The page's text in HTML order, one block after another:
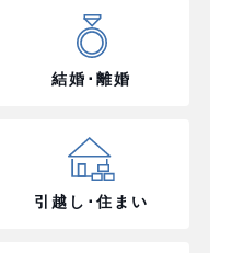
結婚･離婚
引越し･住まい